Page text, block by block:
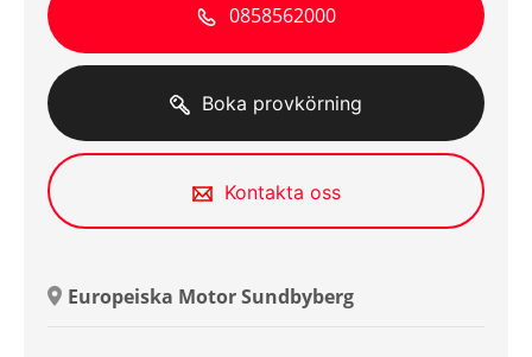
0858562000
Boka provkörning
Kontakta oss
Europeiska Motor Sundbyberg